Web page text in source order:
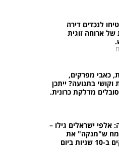
לנכדים דירה
של ארוחה זוגית
כאבי מפרקים,
וקושי בתנועה? ייתכן
מדלקת כרונית.
אלפי ישראלים גילו –
ש"מנקה" את
ביום